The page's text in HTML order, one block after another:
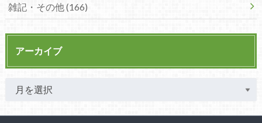
雑記・その他 (166)
アーカイブ